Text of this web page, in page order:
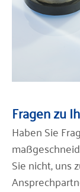
Fragen zu
Haben Sie
Sie nicht, uns